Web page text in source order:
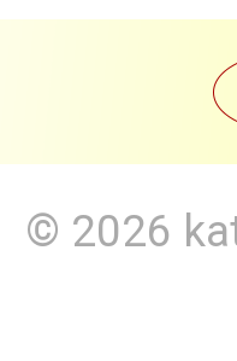
© 2026